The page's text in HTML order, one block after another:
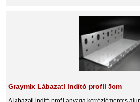
Graymix Lábazati indító profil 5cm
A lábazati indító profil anyaga korróziómentes